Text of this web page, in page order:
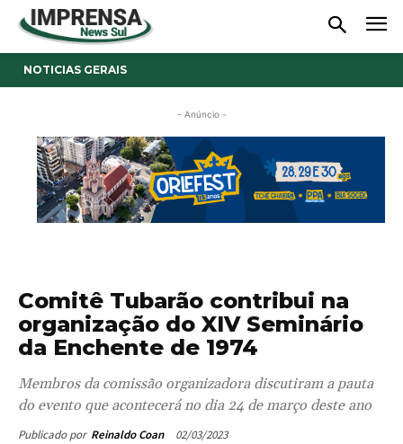
NOTICIAS GERAIS
- Anúncio -
Comitê Tubarão contribui na
organização do XIV Seminário
da Enchente de 1974
Membros da comissão organizadora discutiram a pauta
do evento que acontecerá no dia 24 de março deste ano
Publicado por Reinaldo Coan 02/03/2023